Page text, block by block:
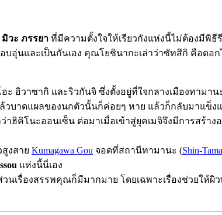
วะ ภรรยา ที่มีความตั้งใจให้เรียวกังแห่งนี้ไม่ต้องมีพิ
อุ่นและเป็นกันเอง คุณโยชินากะเล่าว่าซัทสึกิ คือด
อิวาซากิ และริวกันจิ ซึ่งตั้งอยู่ที่ใจกลางเมืองทาม
บาดแผลของนกตัวนั้นก็ค่อยๆ หาย แล้วก็กลับมาแข็งแ
ฮิคิโนะออนเซ็น ต่อมาเมื่อเข้าสู่ยุคเมจิจึงมีการสร้า
งสาย Kumagawa Gou จอดที่สถานีทามานะ (Shin-
แห่งนี้นี่เอง
เรื่องสรรพคุณก็มีมากมาย โดยเฉพาะเรื่องช่วยให้